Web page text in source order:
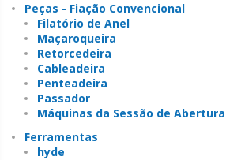
Peças - Fiação Convencional
Filatório de Anel
Maçaroqueira
Retorcedeira
Cableadeira
Penteadeira
Passador
Máquinas da Sessão de Abertura
Ferramentas
hyde